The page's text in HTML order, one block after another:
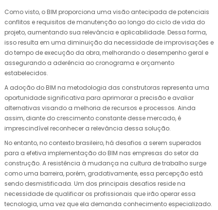
Como visto, o BIM proporciona uma visão antecipada de potenciais
conflitos e requisitos de manutenção ao longo do ciclo de vida do
projeto, aumentando sua relevância e aplicabilidade. Dessa forma,
isso resulta em uma diminuição da necessidade de improvisações e
do tempo de execução da obra, melhorando o desempenho geral e
assegurando a aderência ao cronograma e orçamento
estabelecidos.
A adoção do BIM na metodologia das construtoras representa uma
oportunidade significativa para aprimorar a precisão e avaliar
alternativas visando a melhoria de recursos e processos. Ainda
assim, diante do crescimento constante desse mercado, é
imprescindível reconhecer a relevância dessa solução.
No entanto, no contexto brasileiro, há desafios a serem superados
para a efetiva implementação do BIM nas empresas do setor da
construção. A resistência à mudança na cultura de trabalho surge
como uma barreira, porém, gradativamente, essa percepção está
sendo desmistificada. Um dos principais desafios reside na
necessidade de qualificar os profissionais que irão operar essa
tecnologia, uma vez que ela demanda conhecimento especializado.